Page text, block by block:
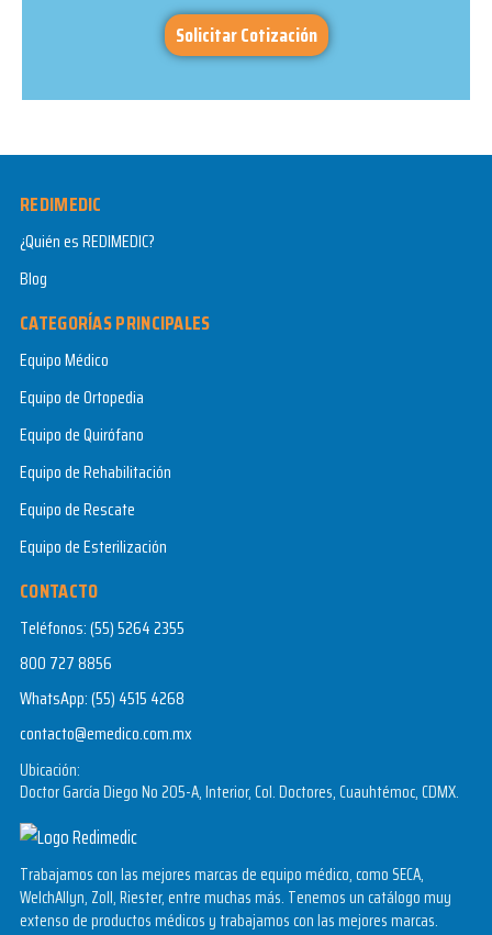
Solicitar Cotización
REDIMEDIC
¿Quién es REDIMEDIC?
Blog
CATEGORÍAS PRINCIPALES
Equipo Médico
Equipo de Ortopedia
Equipo de Quirófano
Equipo de Rehabilitación
Equipo de Rescate
Equipo de Esterilización
CONTACTO
Teléfonos:(55) 5264 2355
800 727 8856
WhatsApp:(55) 4515 4268
contacto@emedico.com.mx
Ubicación:
Doctor García Diego No 205-A, Interior, Col. Doctores, Cuauhtémoc, CDMX.
Trabajamos con las mejores marcas de equipo médico, como SECA,
WelchAllyn, Zoll, Riester, entre muchas más. Tenemos un catálogo muy
extenso de productos médicos y trabajamos con las mejores marcas.